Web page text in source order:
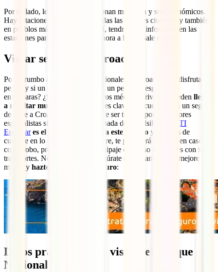
Por su lado, los autobuses funcionan muy bien y son económicos.
Hay estaciones de autobús en todas las grandes ciudades y también
en pueblos más pequeños. Eso sí, tendrás que informarte en las
estaciones para asegurarte de la hora a la que sale el tuyo.
Viajar seguro por Croacia
Pones rumbo a estos parques nacionales de Croacia para disfrutar
pero, ¿y si un resbalón te causara un pequeño esguince o
enfermaras? ¿Sabes que los centros médicos privados pueden llegar
a resultar muy caros
? Por ello, es clave que cuentes con un seguro
de viaje a Croacia que te garantice ser tratado por los mejores
especialistas sin tener que pagar nada de tu bolsillo. El
IATI
Estándar es el mejor seguro para este destino y, además de
cuidarte en lo que a salud se refiere, te protegerá también en casos
como robo, problemas con tu equipaje e incluso incidentes con tus
transportes. No esperes más, asegúrate que estarás en las mejores
manos y hazte ahora con tu seguro:
Datos prácticos para visitar el Parque
Nacional de Krka